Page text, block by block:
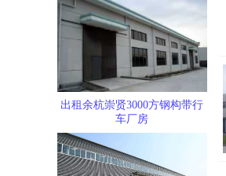
出租余杭崇贤3000方钢构带行
车厂房